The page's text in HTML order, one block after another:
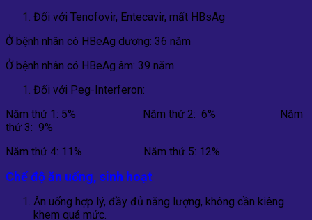
Đối với Tenofovir, Entecavir, mất HBsAg
Ở bệnh nhân có HBeAg dương: 36 năm
Ở bệnh nhân có HBeAg âm: 39 năm
Đối với Peg-Interferon:
Năm thứ 1: 5% Năm thứ 2: 6% Năm
thứ 3: 9%
Năm thứ 4: 11% Năm thứ 5: 12%
Chế độ ăn uống, sinh hoạt
Ăn uống hợp lý, đầy đủ năng lượng, không cần kiêng
khem quá mức.